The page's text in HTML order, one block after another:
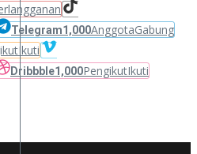
Telegram1,000AnggotaGabung
Ikuti
Dribbble1,000PengikutIkuti